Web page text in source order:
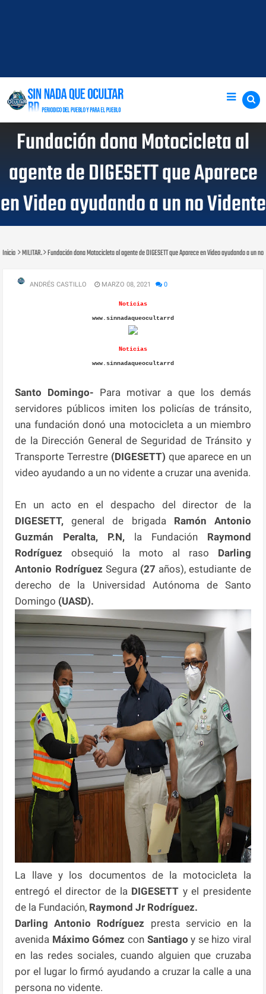
Fundación dona Motocicleta al
agente de DIGESETT que Aparece
en Video ayudando a un no Vidente
Inicio MILITAR. Fundación dona Motocicleta al agente de DIGESETT que Aparece en Video ayudando a un
ANDRÉS CASTILLO MARZO 08, 2021 0
Noticias
www.sinnadaqueocultarrd
Noticias
www.sinnadaqueocultarrd
Santo Domingo- Para motivar a que los demás
servidores públicos imiten los policías de tránsito,
una fundación donó una motocicleta a un miembro
de la Dirección General de Seguridad de Tránsito y
Transporte Terrestre (DIGESETT) que aparece en un
video ayudando a un no vidente a cruzar una avenida.
En un acto en el despacho del director de la
DIGESETT, general de brigada Ramón Antonio
Guzmán
Peralta, P.N, la FundaciónRaymond
Rodríguez obsequió la moto al raso Darling
Antonio Rodríguez Segura (27 años), estudiante de
derecho de la Universidad Autónoma de Santo
Domingo (UASD).
La llave y los documentos de la motocicleta la
entregó el director de la DIGESETT y el presidente
de la Fundación, Raymond Jr Rodríguez.
Darling Antonio Rodríguez presta servicio en la
avenida Máximo Gómez con Santiago y se hizo viral
en las redes sociales, cuando alguien que cruzaba
por el lugar lo firmó ayudando a cruzar la calle a una
persona no vidente.